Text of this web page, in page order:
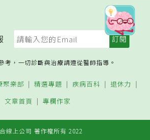
考，一切診斷與治療請遵從醫師指導。
聚樂部 精選專題 疾病百科
退休力
文章首頁
專欄作家
線上公司 著作權所有 2022